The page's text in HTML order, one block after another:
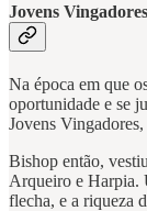
Jovens Vingadores
Na época em que
oportunidade e se
Jovens
Bishop então,
Arqueiro e Harpia.
flecha, e a riqueza